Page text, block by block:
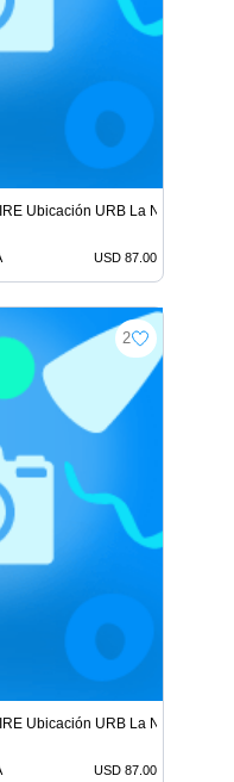
Ubicación URB La NORIA
USD 87.00
2
Ubicación URB La NORIA
USD 87.00